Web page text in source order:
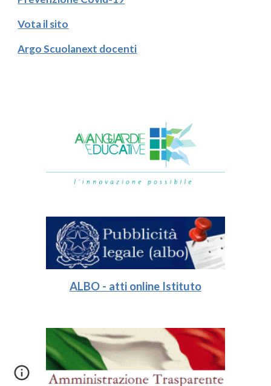
Vota il sito
Argo Scuolanext docenti
ALBO - atti online Istituto